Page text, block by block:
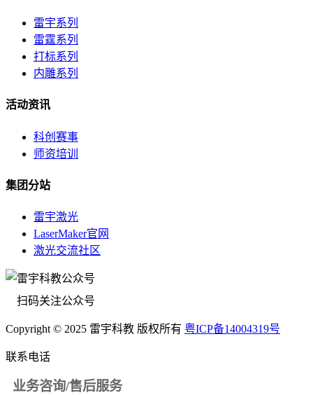
雷宇系列
雷霆系列
打标系列
内雕系列
活动资讯
科创赛事
师资培训
集团分站
雷宇激光
LaserMaker官网
激光交流社区
扫码关注公众号
Copyright © 2025 雷宇科教 版权所有 粤ICP备14004319号
联系电话
业务咨询/售后服务